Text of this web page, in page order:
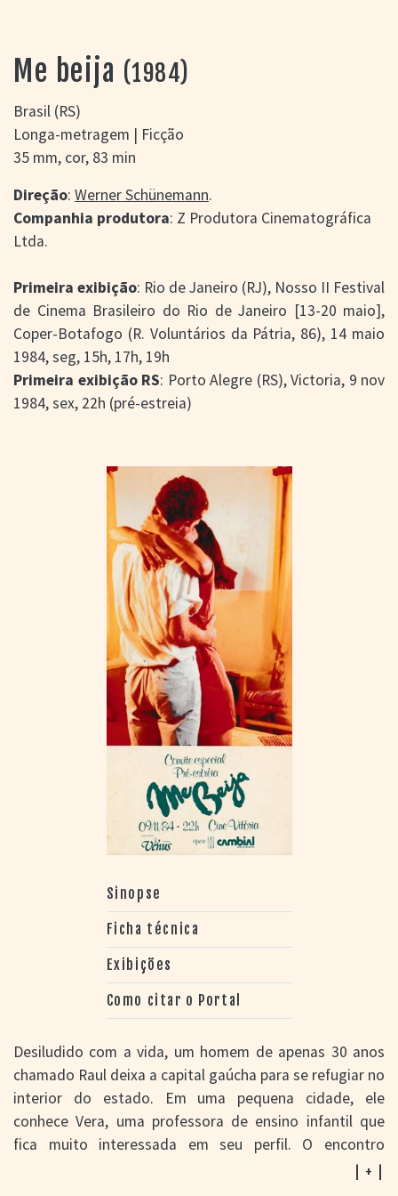
PORTAL DO
CINEMA GAÚCHO
> BUSCA AVANÇADA
> LISTA DE FILMES
> FILMOGRAFIAS DE
> DISCOGRAFIAS
> BIBLIOGRAFIAS
CONTATO E
Me beija (1984)
Brasil (RS)
Longa-metragem | Ficção
35 mm, cor, 83 min
Direção: Werner Schünemann.
Companhia produtora: Z Produtora Cinematográfica
Ltda.
Primeira exibição: Rio de Janeiro (RJ), Nosso II Festival
de Cinema Brasileiro do Rio de Janeiro [13-20 maio],
Coper-Botafogo (R. Voluntários da Pátria, 86), 14 maio
1984, seg, 15h, 17h, 19h
Primeira exibição RS: Porto Alegre (RS), Victoria, 9 nov
1984, sex, 22h (pré-estreia)
Sinopse
Ficha técnica
Exibições
Como citar o Portal
Desiludido com a vida, um homem de apenas 30 anos
chamado Raul deixa a capital gaúcha para se refugiar no
interior do estado. Em uma pequena cidade, ele
conhece Vera, uma professora de ensino infantil que
fica muito interessada em seu perfil. O encontro
propicia um choque entre alguém cheio de sonhos com
| + |